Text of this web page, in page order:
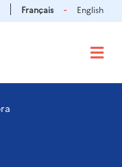
Français English